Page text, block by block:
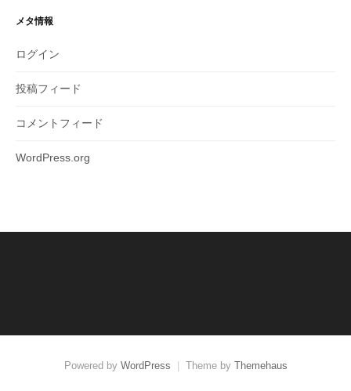
メタ情報
ログイン
投稿フィード
コメントフィード
WordPress.org
Powered by WordPress Theme by Themehaus